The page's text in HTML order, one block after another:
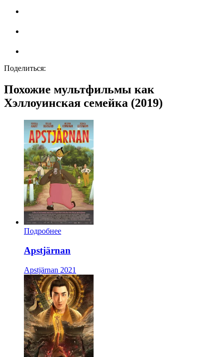
Поделиться:
Похожие мультфильмы как
Хэллоуинская семейка (2019)
Подробнее
Apstjärnan
Apstjärnan 2021